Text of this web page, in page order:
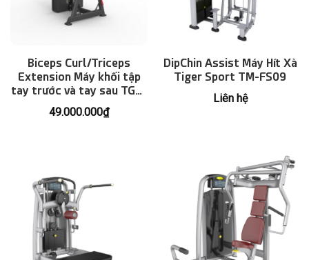
Biceps Curl/Triceps
Extension Máy khối tập
tay trước và tay sau TGP-
2107
49.000.000₫
DipChin Assist Máy Hít Xà
Tiger Sport TM-FS09
Liên hệ